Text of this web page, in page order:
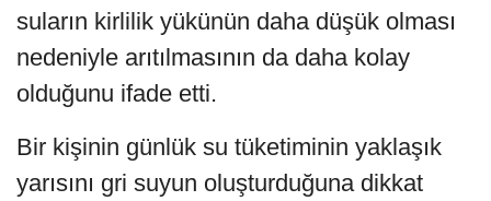
suların kirlilik yükünün daha düşük olması
nedeniyle arıtılmasının da daha kolay
olduğunu ifade etti.
Bir kişinin günlük su tüketiminin yaklaşık
yarısını gri suyun oluşturduğuna dikkat